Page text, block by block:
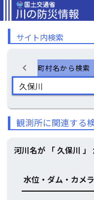
サイト内検索
chevron_left 市町村名から検索
観測所に関連する
河川名が 「 久保川
水位・ダム・カメ